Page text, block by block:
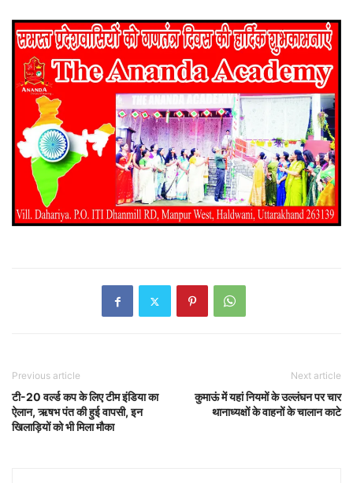
Previous article
टी-20 वर्ल्ड कप के लिए टीम इंडिया का
ऐलान, ऋषभ पंत की हुई वापसी, इन
खिलाड़ियों को भी मिला मौका
Next article
कुमाऊं में यहां नियमों के उल्लंघन पर चार
थानाध्यक्षों के वाहनों के चालान काटे